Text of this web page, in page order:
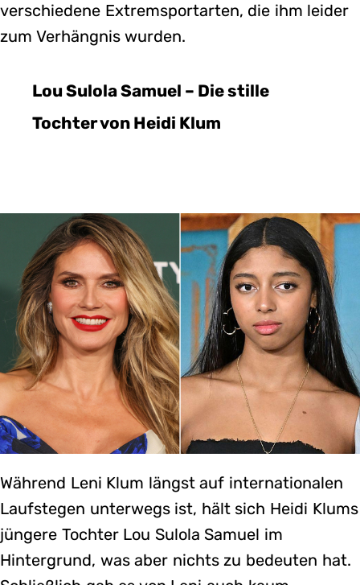
verschiedene Extremsportarten, die ihm leider
zum Verhängnis wurden.
Lou Sulola Samuel – Die stille
Tochter von Heidi Klum
Während Leni Klum längst auf internationalen
Laufstegen unterwegs ist, hält sich Heidi Klums
jüngere Tochter Lou Sulola Samuel im
Hintergrund, was aber nichts zu bedeuten hat.